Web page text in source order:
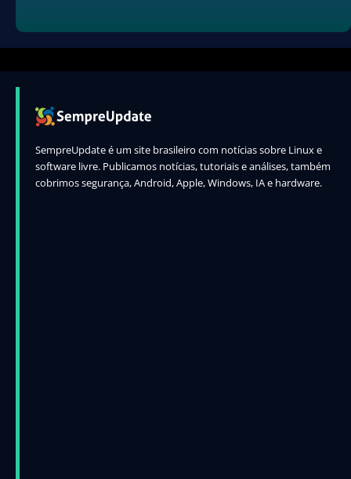
SempreUpdate é um site brasileiro com notícias sobre Linux e
software livre. Publicamos notícias, tutoriais e análises, também
cobrimos segurança, Android, Apple, Windows, IA e hardware.